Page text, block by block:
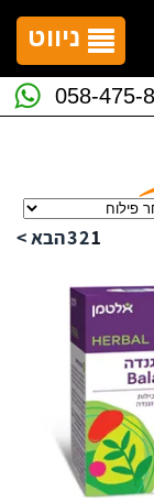
ניווט
058-475-
1
2
3הבא >